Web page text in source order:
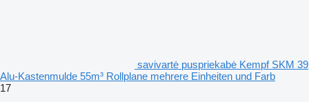
savivartė puspriekabė Kempf SKM 39
Alu-Kastenmulde 55m³ Rollplane mehrere Einheiten und Farb
17